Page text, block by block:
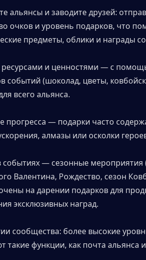
альянсы и заводите друзей:
очков и уровень подарков, что
предметы, облики и награды
ресурсами и ценностями — с
событий (шоколад, цветы,
всего альянса.
прогресса — подарки часто
алмазы или осколки
событиях — сезонные
Валентина, Рождество, сезон
на дарении подарков для
эксклюзивных наград.
сообщества: более высокие
такие функции, как почта альянса